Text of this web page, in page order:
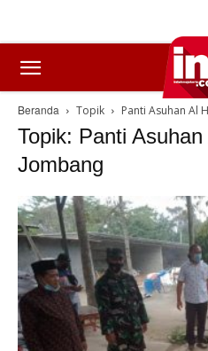
Beranda Topik Panti Asuhan Al
Topik: Panti
Jombang